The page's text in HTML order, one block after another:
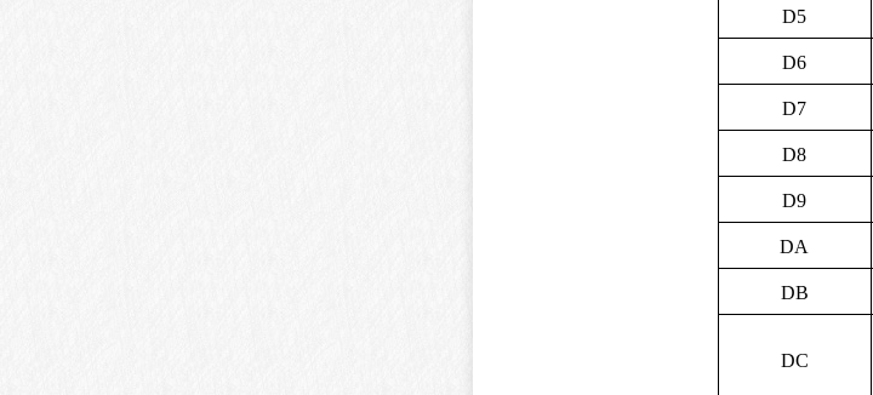
D5
D6
D7
D8
D9
DA
DB
DC